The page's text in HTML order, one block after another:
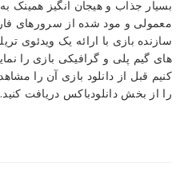
بسیار جذاب و هیجان انگیز
معمولی و مود شده از سرورهای
سازنده بازی با ارائه یک ویدئوی
های گیم پلی و گرافیکی بازی را
کنیم قبل از دانلود بازی آن را
را از بخش دانلودباکس دریافت کنید.